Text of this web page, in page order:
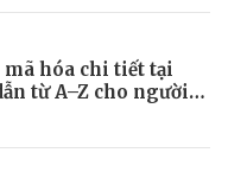
mã hóa chi tiết tại
từ A–Z cho người